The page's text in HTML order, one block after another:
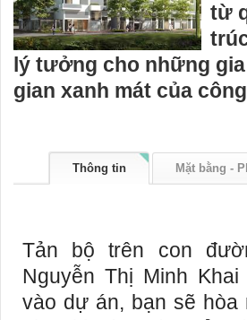
từ
lý tưởng cho những
gian xanh mát của
Thông tin Mặt bằng -
Tản bộ trên con
Nguyễn Thị Minh
vào dự án, bạn sẽ hòa